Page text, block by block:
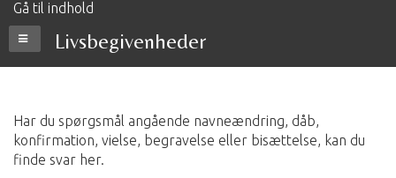
Gå til indhold
Livsbegivenheder
Har du spørgsmål angående navneændring, dåb,
konfirmation, vielse, begravelse eller bisættelse, kan du
finde svar her.